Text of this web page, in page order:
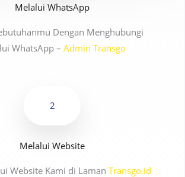
Melalui WhatsApp
Dengan Menghubungi
WhatsApp – Admin Transgo
2
Melalui Website
Website Kami di Laman Transgo.id